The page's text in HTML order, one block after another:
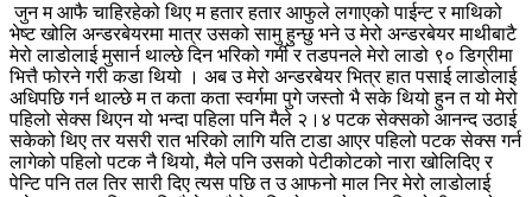
जुन म आफै चाहिरहेको थिए म हतार हतार आफुले लगाएको पाईन्ट र माथिको
भेष्ट खोलि अन्डरबेयरमा मात्र उसको सामु हुन्छु भने उ मेरो अन्डरबेयर माथीबाटै
मेरो लाडोलाई मुसार्न थाल्छे दिन भरिको गर्मी र तडपनले मेरो लाडो ९० डिग्रीमा
भित्तै फोरने गरी कडा थियो । अब उ मेरो अन्डरबेयर भित्र हात पसाई लाडोलाई
अधिपछि गर्न थाल्छे म त कता कता स्वर्गमा पुगे जस्तो भै सके थियो हुन त यो मेरो
पहिलो सेक्स थिएन यो भन्दा पहिला पनि मैले २।४ पटक सेक्सको आनन्द उठाई
सकेको थिए तर यसरी रात भरिको लागि यति टाडा आएर पहिलो पटक सेक्स गर्न
लागेको पहिलो पटक नै थियो, मैले पनि उसको पेटीकोटको नारा खोलिदिए र
पेन्टि पनि तल तिर सारी दिए त्यस पछि त उ आफनो माल निर मेरो लाडोलाई